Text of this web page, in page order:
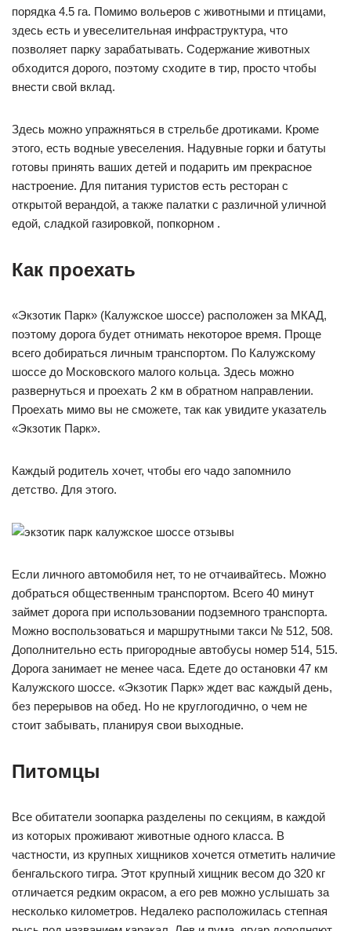
порядка 4.5 га. Помимо вольеров с животными и птицами,
здесь есть и увеселительная инфраструктура, что
позволяет парку зарабатывать. Содержание животных
обходится дорого, поэтому сходите в тир, просто чтобы
внести свой вклад.
Здесь можно упражняться в стрельбе дротиками. Кроме
этого, есть водные увеселения. Надувные горки и батуты
готовы принять ваших детей и подарить им прекрасное
настроение. Для питания туристов есть ресторан с
открытой верандой, а также палатки с различной уличной
едой, сладкой газировкой, попкорном .
Как проехать
«Экзотик Парк» (Калужское шоссе) расположен за МКАД,
поэтому дорога будет отнимать некоторое время. Проще
всего добираться личным транспортом. По Калужскому
шоссе до Московского малого кольца. Здесь можно
развернуться и проехать 2 км в обратном направлении.
Проехать мимо вы не сможете, так как увидите указатель
«Экзотик Парк».
Каждый родитель хочет, чтобы его чадо запомнило
детство. Для этого.
Если личного автомобиля нет, то не отчаивайтесь. Можно
добраться общественным транспортом. Всего 40 минут
займет дорога при использовании подземного транспорта.
Можно воспользоваться и маршрутными такси № 512, 508.
Дополнительно есть пригородные автобусы номер 514, 515.
Дорога занимает не менее часа. Едете до остановки 47 км
Калужского шоссе. «Экзотик Парк» ждет вас каждый день,
без перерывов на обед. Но не круглогодично, о чем не
стоит забывать, планируя свои выходные.
Питомцы
Все обитатели зоопарка разделены по секциям, в каждой
из которых проживают животные одного класса. В
частности, из крупных хищников хочется отметить наличие
бенгальского тигра. Этот крупный хищник весом до 320 кг
отличается редким окрасом, а его рев можно услышать за
несколько километров. Недалеко расположилась степная